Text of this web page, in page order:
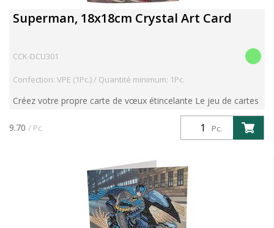
Superman, 18x18cm Crystal Art Card
CCK-DCU301
Confection: VPE (1Pc.) / Quantité minimum: 1Pc.
Créez votre propre carte de vœux étincelante Le jeu de cartes
comprend : - Carte avec gabarit adhésif - enveloppe - sacs
pré-triés avec cristaux - stylo à ramasser - bol ...
Pc.
9.70 / Pc.